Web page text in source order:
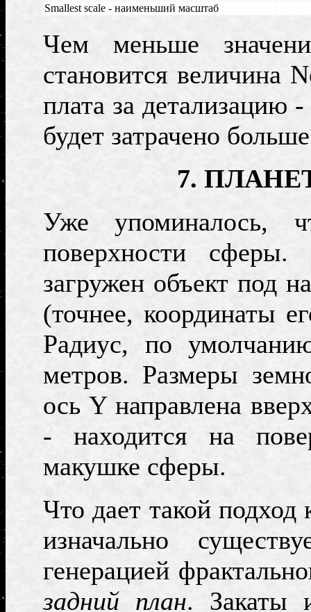
Smallest scale - наименьший масштаб
Чем меньше
становится величина
плата за детализацию
будет затрачено
7.
Уже
поверхности
загружен объект под
(точнее, координаты
Радиус, по
метров. Размеры
осьYнаправлена
- находится на
макушке сферы.
Что дает такой
изначально
генерацией
задний план. Закаты